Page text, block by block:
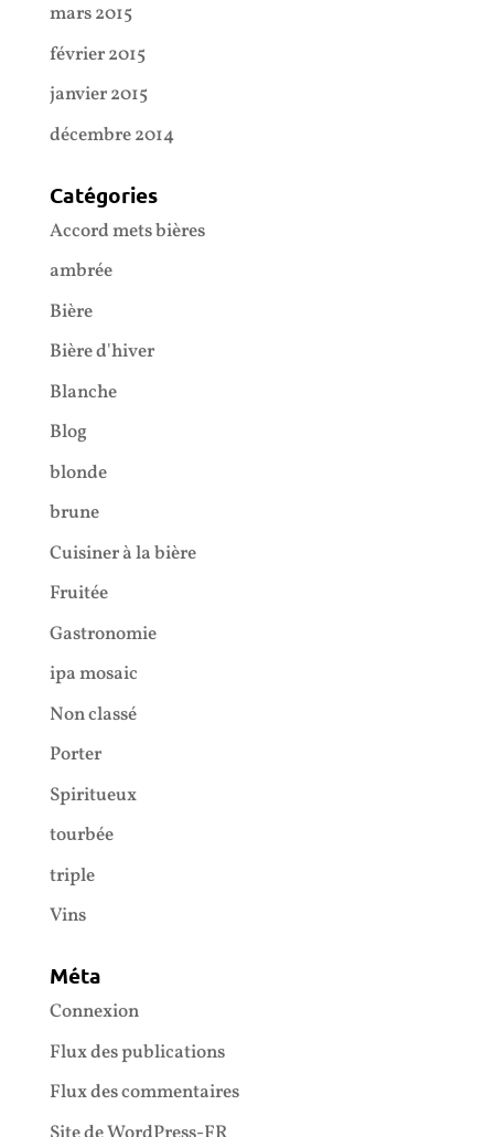
mars 2015
février 2015
janvier 2015
décembre 2014
Catégories
Accord mets bières
ambrée
Bière
Bière d'hiver
Blanche
Blog
blonde
brune
Cuisiner à la bière
Fruitée
Gastronomie
ipa mosaic
Non classé
Porter
Spiritueux
tourbée
triple
Vins
Méta
Connexion
Flux des publications
Flux des commentaires